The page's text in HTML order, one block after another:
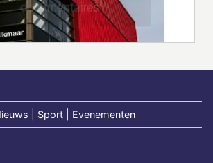
| Sport | Evenementen